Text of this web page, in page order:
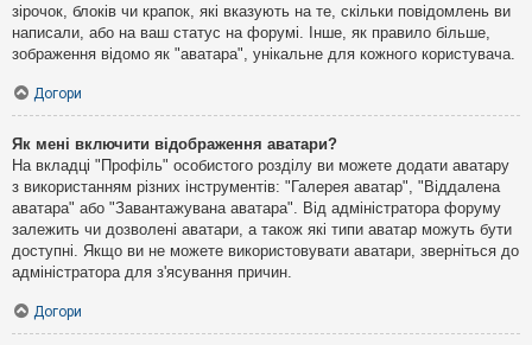
зірочок, блоків чи крапок, які вказують на те, скільки повідомлень ви
написали, або на ваш статус на форумі. Інше, як правило більше,
зображення відомо як "аватара", унікальне для кожного користувача.
Догори
Як мені включити відображення аватари?
На вкладці "Профіль" особистого розділу ви можете додати аватару
з використанням різних інструментів: "Галерея аватар", "Віддалена
аватара" або "Завантажувана аватара". Від адміністратора форуму
залежить чи дозволені аватари, а також які типи аватар можуть бути
доступні. Якщо ви не можете використовувати аватари, зверніться до
адміністратора для з'ясування причин.
Догори